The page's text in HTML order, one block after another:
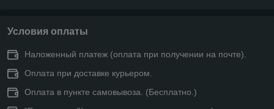
Условия оплаты
Наложенный платеж (оплата при получении на почте).
Оплата при доставке курьером.
Оплата в пункте самовывоза. (Бесплатно.)